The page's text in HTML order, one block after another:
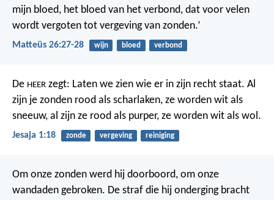
mijn bloed, het bloed van het verbond, dat voor velen
wordt vergoten tot vergeving van zonden.’
Matteüs 26:27-28 wijn bloed verbond
De HEER zegt: Laten we zien wie er in zijn recht staat. Al
zijn je zonden rood als scharlaken, ze worden wit als
sneeuw, al zijn ze rood als purper, ze worden wit als wol.
Jesaja 1:18 zonde vergeving reiniging
Om onze zonden werd hij doorboord, om onze
wandaden gebroken. De straf die hij onderging bracht